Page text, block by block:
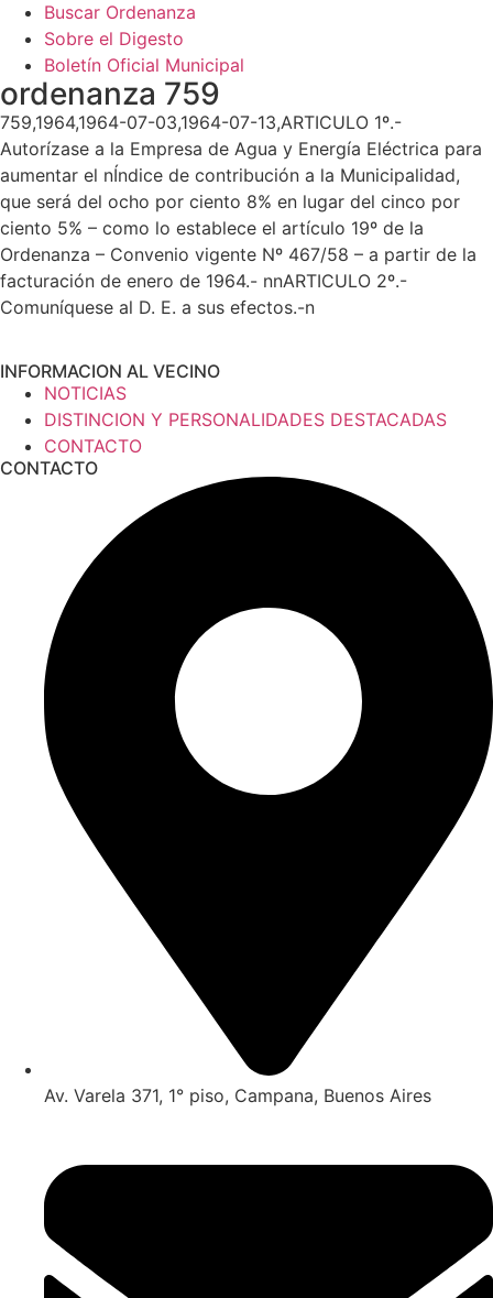
Buscar Ordenanza
Sobre el Digesto
Boletín Oficial Municipal
ordenanza 759
759,1964,1964-07-03,1964-07-13,ARTICULO 1º.-
Autorízase a la Empresa de Agua y Energía Eléctrica para
aumentar el nÍndice de contribución a la Municipalidad,
que será del ocho por ciento 8% en lugar del cinco por
ciento 5% – como lo establece el artículo 19º de la
Ordenanza – Convenio vigente Nº 467/58 – a partir de la
facturación de enero de 1964.- nnARTICULO 2º.-
Comuníquese al D. E. a sus efectos.-n
INFORMACION AL VECINO
NOTICIAS
DISTINCION Y PERSONALIDADES DESTACADAS
CONTACTO
CONTACTO
Av. Varela 371, 1° piso, Campana, Buenos Aires